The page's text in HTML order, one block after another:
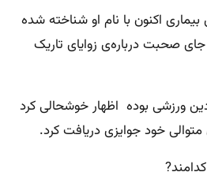
اکنون با نام او شناخته شده
صحبت درباره‌ی زوایای تاریک
ورزشی بوده اظهار خوشحالی کرد